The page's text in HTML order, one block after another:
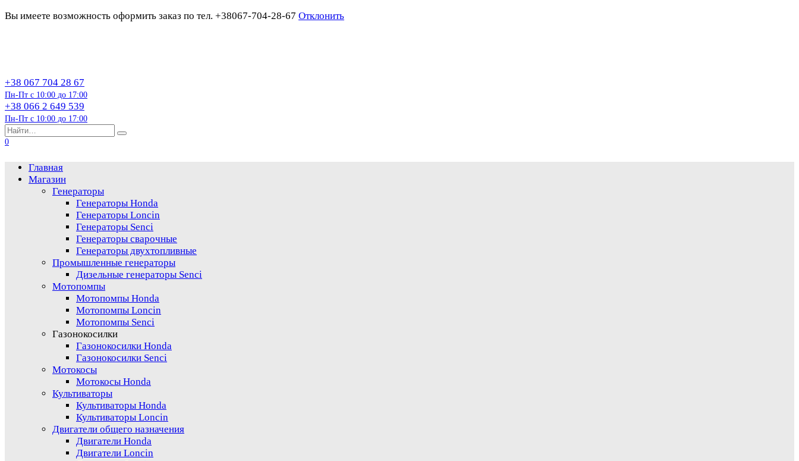
Вы имеете возможность оформить заказ по тел. +38067-704-28-67 Отклонить
+38 067 704 28 67
Пн-Пт с 10:00 до 17:00
+38 066 2 649 539
Пн-Пт с 10:00 до 17:00
Search
for:
0
Главная
Магазин
Генераторы
Генераторы Honda
Генераторы Loncin
Генераторы Senci
Генераторы сварочные
Генераторы двухтопливные
Промышленные генераторы
Дизельные генераторы Senci
Мотопомпы
Мотопомпы Honda
Мотопомпы Loncin
Мотопомпы Senci
Газонокосилки
Газонокосилки Honda
Газонокосилки Senci
Мотокосы
Мотокосы Honda
Культиваторы
Культиваторы Honda
Культиваторы Loncin
Двигатели общего назначения
Двигатели Honda
Двигатели Loncin